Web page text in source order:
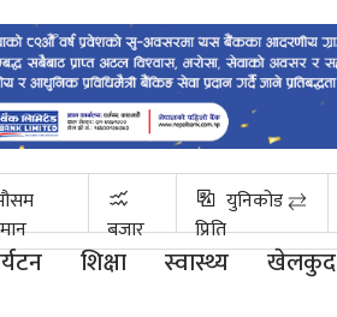
बजार
युनिकोड ⇄
प्रिति
शिक्षा स्वास्थ्य खेलकुद